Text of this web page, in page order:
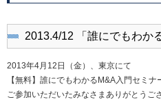
2013.4/12 「誰にでもわか
2013年4月12日（金）、東京にて
【無料】誰にでもわかるM&A入門セミナ
ご参加いただいたみなさまありがとうご